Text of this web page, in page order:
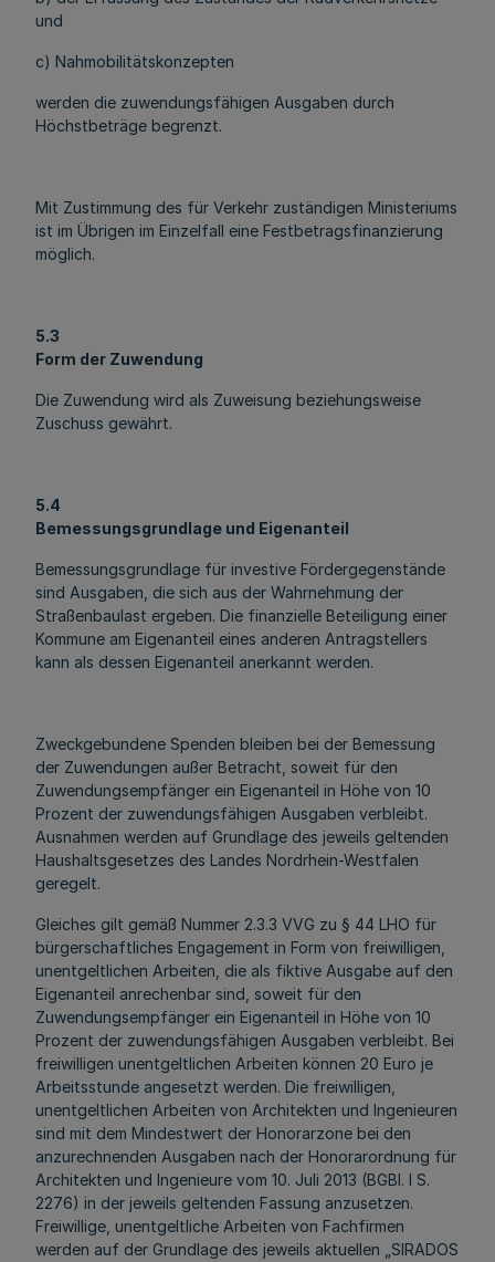
und
c) Nahmobilitätskonzepten
werden die zuwendungsfähigen Ausgaben durch
Höchstbeträge begrenzt.
Mit Zustimmung des für Verkehr zuständigen Ministeriums
ist im Übrigen im Einzelfall eine Festbetragsfinanzierung
möglich.
5.3
Form der Zuwendung
Die Zuwendung wird als Zuweisung beziehungsweise
Zuschuss gewährt.
5.4
Bemessungsgrundlage und Eigenanteil
Bemessungsgrundlage für investive Fördergegenstände
sind Ausgaben, die sich aus der Wahrnehmung der
Straßenbaulast ergeben. Die finanzielle Beteiligung einer
Kommune am Eigenanteil eines anderen Antragstellers
kann als dessen Eigenanteil anerkannt werden.
Zweckgebundene Spenden bleiben bei der Bemessung
der Zuwendungen außer Betracht, soweit für den
Zuwendungsempfänger ein Eigenanteil in Höhe von 10
Prozent der zuwendungsfähigen Ausgaben verbleibt.
Ausnahmen werden auf Grundlage des jeweils geltenden
Haushaltsgesetzes des Landes Nordrhein-Westfalen
geregelt.
Gleiches gilt gemäß Nummer 2.3.3 VVG zu § 44 LHO für
bürgerschaftliches Engagement in Form von freiwilligen,
unentgeltlichen Arbeiten, die als fiktive Ausgabe auf den
Eigenanteil anrechenbar sind, soweit für den
Zuwendungsempfänger ein Eigenanteil in Höhe von 10
Prozent der zuwendungsfähigen Ausgaben verbleibt. Bei
freiwilligen unentgeltlichen Arbeiten können 20 Euro je
Arbeitsstunde angesetzt werden. Die freiwilligen,
unentgeltlichen Arbeiten von Architekten und Ingenieuren
sind mit dem Mindestwert der Honorarzone bei den
anzurechnenden Ausgaben nach der Honorarordnung für
Architekten und Ingenieure vom 10. Juli 2013 (BGBl. I S.
2276) in der jeweils geltenden Fassung anzusetzen.
Freiwillige, unentgeltliche Arbeiten von Fachfirmen
werden auf der Grundlage des jeweils aktuellen „SIRADOS